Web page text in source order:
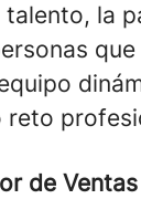
la
reto
de Ventas